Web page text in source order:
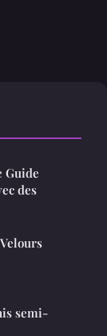
Guide
des
semi-